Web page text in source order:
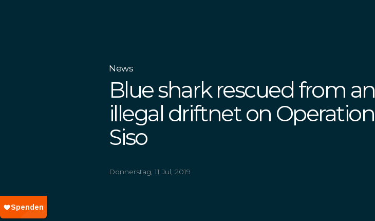
News
Blue shark rescued from an
illegal driftnet on Operation
Siso
Donnerstag, 11 Jul, 2019